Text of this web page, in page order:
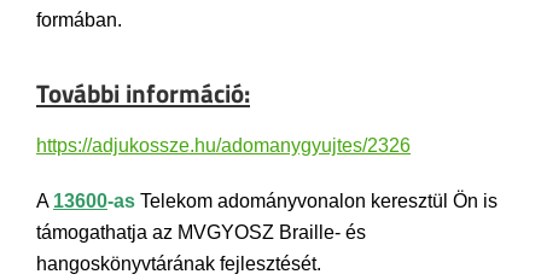
formában.
További információ:
https://adjukossze.hu/adomanygyujtes/2326
A 13600-as Telekom adományvonalon keresztül Ön is
támogathatja az MVGYOSZ Braille- és
hangoskönyvtárának fejlesztését.